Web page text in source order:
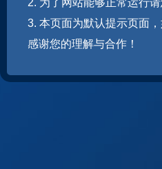
2. 为了网站能够正常运行
3. 本页面为默认提示页面
感谢您的理解与合作！